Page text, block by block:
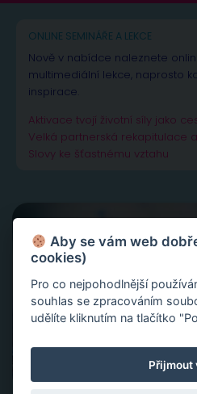
ONLINE SEMINÁŘE A LEKCE
Nově v nabídce naleznete
multimediální lekce, naprosto
inspirace.
Aktivace tvojí životní síly jako
Velká partnerská rekapitulace
Slovy ke šťastnému vztahu
Aby se vám web
cookies)
Pro co nejpohodlnější
souhlas se zpracováním
udělíte kliknutím na tlačítko
Přijmout